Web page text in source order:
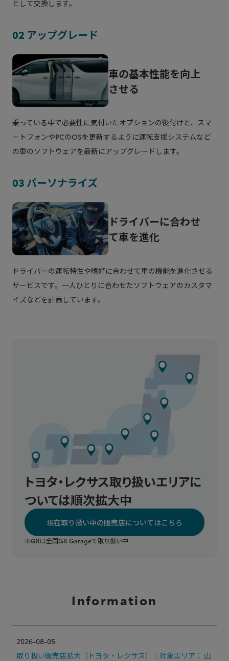
でした。
ビスを提供するのか」
「オンライン販売でサービスを提供するなんて無
理ではないか」
サービス開始から約５年を迎える2026年、お客
みを進める大きな励みになりました。
ップグレードは、全国各地*でお客様にご提供で
きるサービスになりました。
よりわかりやすく、安心してサービスを受けてい
トヨタアップグレードファクトリー・レクサスア
ップグレードファクトリーに生まれ変わります。
として交換します。
02 アップグレード
車の基本性能を向上
させる
乗っている中で必要性に気付いたオプションの後付けと、スマ
ートフォンやPCのOSを更新するように運転支援システムなど
の車のソフトウェアを最新にアップグレードします。
03 パーソナライズ
ドライバーに合わせ
て車を進化
ドライバーの運転特性や嗜好に合わせて車の機能を進化させる
サービスです。一人ひとりに合わせたソフトウェアのカスタマ
イズなどを計画しています。
トヨタ・レクサス取り扱いエリアに
ついては順次拡大中
現在取り扱い中の販売店についてはこちら
※GRは全国GR Garageで取り扱い中
Information
2026-08-05
取り扱い販売店拡大（トヨタ・レクサス）｜対象エリア： 山